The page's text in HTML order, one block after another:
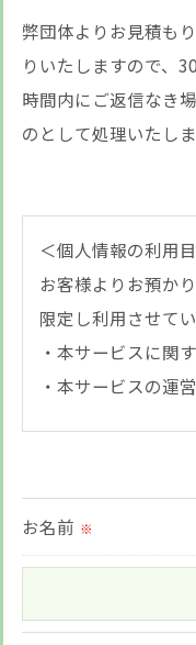
弊団体よりお見積も
りいたしますので、
時間内にご返信なき
のとして処理いたし
＜個人情報の利用
お客様よりお預か
限定し利用させてい
・本サービスに関
・本サービスの運
られた場合を除き、
取得した個人情報
お名前 ※
LINE